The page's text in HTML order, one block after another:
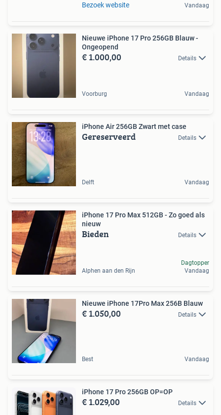
Bezoek website Vandaag
Nieuwe iPhone 17 Pro 256GB Blauw -
Ongeopend
€ 1.000,00 Details
Voorburg Vandaag
iPhone Air 256GB Zwart met case
Gereserveerd Details
Delft Vandaag
iPhone 17 Pro Max 512GB - Zo goed als
nieuw
Bieden Details
Alphen aan den Rijn
Dagtopper
Vandaag
Nieuwe iPhone 17Pro Max 256B Blauw
€ 1.050,00 Details
Best Vandaag
iPhone 17 Pro 256GB OP=OP
€ 1.029,00 Details